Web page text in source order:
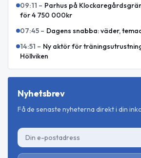
09:11 – Parhus på
för 4 750 000kr
07:45 – Dagens snabba: väder,
14:51 – Ny aktör för
Höllviken
Nyhetsbrev
Få de senaste nyheterna direkt i din